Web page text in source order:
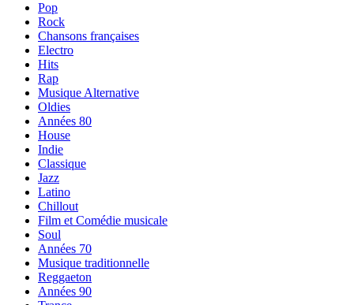
Pop
Rock
Chansons françaises
Electro
Hits
Rap
Musique Alternative
Oldies
Années 80
House
Indie
Classique
Jazz
Latino
Chillout
Film et Comédie musicale
Soul
Années 70
Musique traditionnelle
Reggaeton
Années 90